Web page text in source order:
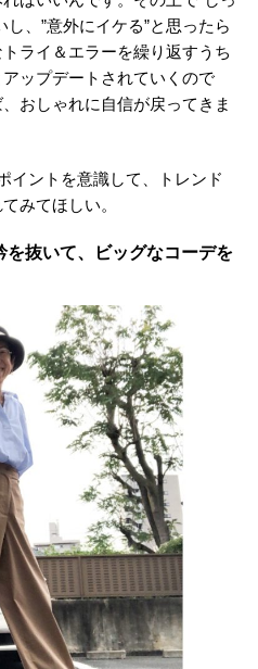
し、”意外にイケる”と思ったら
ライ＆エラーを繰り返すうち
ップデートされていくので
おしゃれに自信が戻ってきま
イントを意識して、トレンド
みてほしい。
抜いて、ビッグなコーデを